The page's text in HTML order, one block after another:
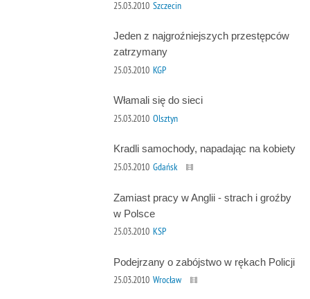
25.03.2010 Szczecin
Jeden z najgroźniejszych przestępców
zatrzymany
25.03.2010 KGP
Włamali się do sieci
25.03.2010 Olsztyn
Kradli samochody, napadając na kobiety
25.03.2010 Gdańsk
Zamiast pracy w Anglii - strach i groźby
w Polsce
25.03.2010 KSP
Podejrzany o zabójstwo w rękach Policji
25.03.2010 Wrocław